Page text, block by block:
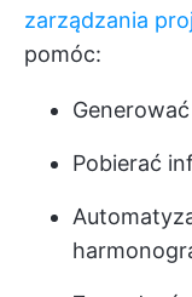
zarządzania
pomóc:
Pobierać